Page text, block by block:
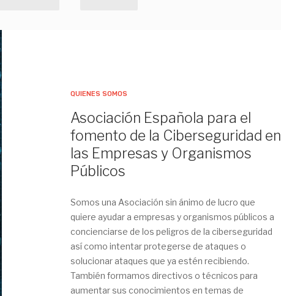
QUIENES SOMOS
Asociación Española para el
fomento de la Ciberseguridad en
las Empresas y Organismos
Públicos
Somos una Asociación sin ánimo de lucro que
quiere ayudar a empresas y organismos públicos a
concienciarse de los peligros de la ciberseguridad
así como intentar protegerse de ataques o
solucionar ataques que ya estén recibiendo.
También formamos directivos o técnicos para
aumentar sus conocimientos en temas de